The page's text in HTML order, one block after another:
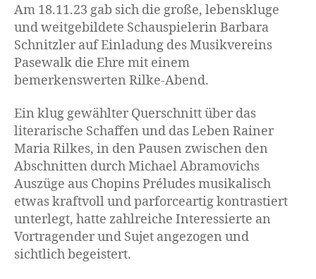
Am 18.11.23 gab sich die große, lebenskluge
und weitgebildete Schauspielerin Barbara
Schnitzler auf Einladung des Musikvereins
Pasewalk die Ehre mit einem
bemerkenswerten Rilke-Abend.
Ein klug gewählter Querschnitt über das
literarische Schaffen und das Leben Rainer
Maria Rilkes, in den Pausen zwischen den
Abschnitten durch Michael Abramovichs
Auszüge aus Chopins Préludes musikalisch
etwas kraftvoll und parforceartig kontrastiert
unterlegt, hatte zahlreiche Interessierte an
Vortragender und Sujet angezogen und
sichtlich begeistert.